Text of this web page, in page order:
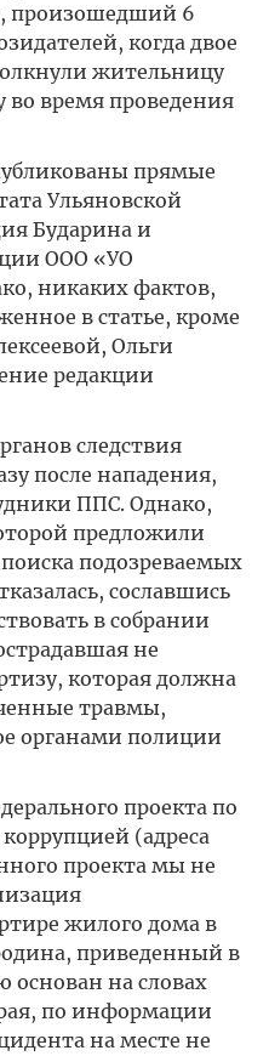
произошедший 6
когда двое
жительницу
во время проведения
прямые
Ульяновской
Бударина и
ООО «УО
никаких фактов,
в статье, кроме
Ольги
редакции
следствия
после нападения,
ППС. Однако,
предложили
подозреваемых
сославшись
в собрании
не
которая должна
травмы,
органами полиции
проекта по
коррупцией (адреса
проекта мы не
жилого дома в
приведенный в
основан на словах
по информации
на месте не